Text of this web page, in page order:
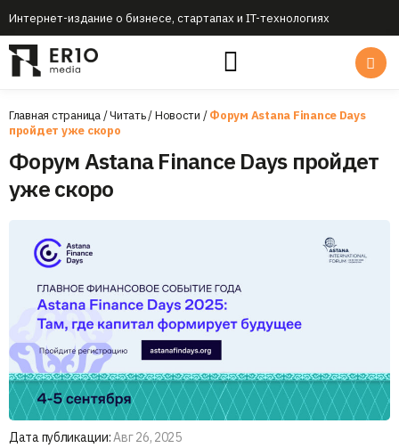
Интернет-издание о бизнесе, стартапах и IT-технологиях
Главная страница/Читать/Новости /Форум Astana Finance Days
пройдет уже скоро
Форум Astana Finance Days пройдет
уже скоро
Дата публикации:Авг 26, 2025